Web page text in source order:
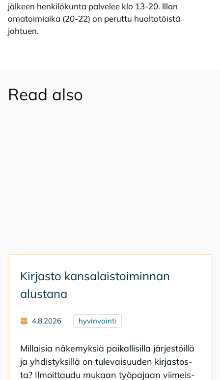
jälkeen henkilökunta palvelee klo 13-20. Illan
omatoimiaika (20-22) on peruttu huoltotöistä
johtuen.
Read also
Kir­jas­to kan­sa­lais­toi­min­nan
alus­ta­na
4.8.2026 hyvinvointi
Mil­lai­sia nä­ke­myk­siä pai­kal­li­sil­la jär­jes­töil­lä
ja yh­dis­tyk­sil­lä on tu­le­vai­suu­den kir­jas­tos­
ta? Il­moit­tau­du mu­kaan työ­pa­jaan vii­meis­